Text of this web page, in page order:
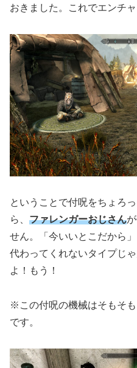
おきました。これでエンチ
ということで付呪をちょろ
ら、 ファレンガーおじさん
せん。「今いいとこだから
代わってくれないタイプじ
よ！もう！
※この付呪の機械はそもそ
です。